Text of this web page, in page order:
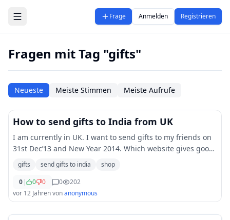
Zum Hauptinhalt springen
Frage Anmelden Registrieren
Fragen mit Tag "gifts"
Neueste Meiste Stimmen Meiste Aufrufe
How to send gifts to India from UK
I am currently in UK. I want to send gifts to my friends on
31st Dec’13 and New Year 2014. Which website gives good
service for sending gifts to India from very less time span?
gifts send gifts to india
shop
0| 0 0 0
202
vor 12 Jahrenvonanonymous